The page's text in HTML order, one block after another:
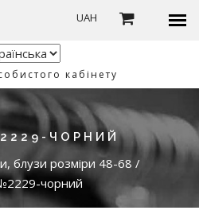
UAH
кабінету
ЧОРНИЙ
блузи розміри 48-68 /
чорний